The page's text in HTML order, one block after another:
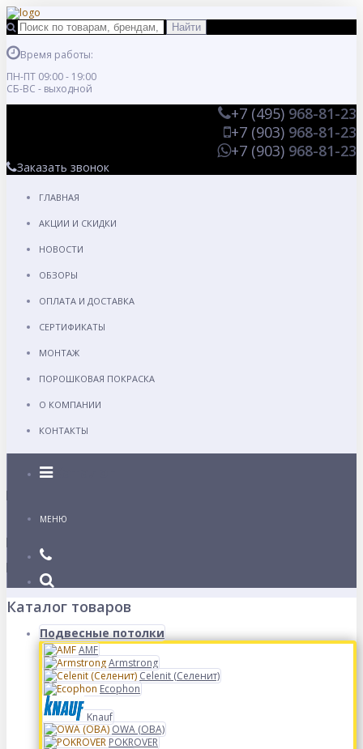
Время работы:
ПН-ПТ 09:00 - 19:00
СБ-ВС - выходной
+7 (495) 968-81-23
+7 (903) 968-81-23
+7 (903) 968-81-23
Заказать звонок
ГЛАВНАЯ
АКЦИИ И СКИДКИ
НОВОСТИ
ОБЗОРЫ
ОПЛАТА И ДОСТАВКА
СЕРТИФИКАТЫ
МОНТАЖ
ПОРОШКОВАЯ ПОКРАСКА
О КОМПАНИИ
КОНТАКТЫ
Каталог
МЕНЮ
Каталог товаров
Подвесные потолки
AMF
Armstrong
Celenit (Селенит)
Ecophon
Knauf
OWA (ОВА)
POKROVER